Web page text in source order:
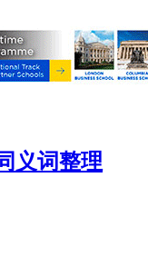
义词整理